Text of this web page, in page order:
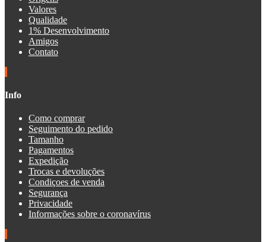
Valores
Qualidade
1% Desenvolvimento
Amigos
Contato
Info
Como comprar
Seguimento do pedido
Tamanho
Pagamentos
Expedição
Trocas e devoluções
Condiçoes de venda
Segurança
Privacidade
Informações sobre o coronavírus